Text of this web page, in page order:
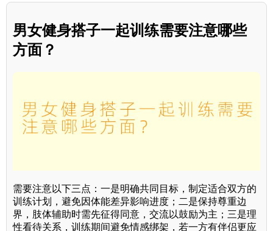
男女健身搭子一起训练需要注意哪些
方面？
需要注意以下三点：一是明确共同目标，制定适合双方的
训练计划，避免因体能差异影响进度；二是保持尊重边
界，肢体辅助时需先征得同意，交流以鼓励为主；三是理
性看待关系，训练期间避免情感绑架，若一方有伴侣更应